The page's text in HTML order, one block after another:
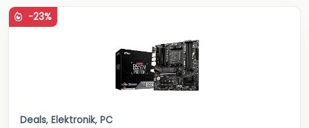
-23%
Deals, Elektronik, PC